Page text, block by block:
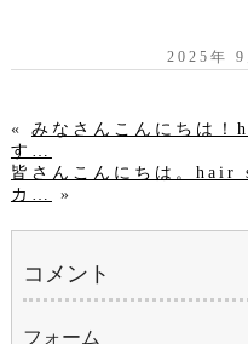
2025年
« みなさんこんにちは
す…
皆さんこんにちは。hair
カ…
»
コメント
フォーム